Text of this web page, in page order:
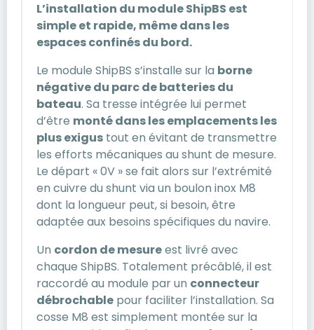
L’installation du module ShipBS est
simple et rapide, même dans les
espaces confinés du bord.
Le module ShipBS s’installe sur la borne
négative du parc de batteries du
bateau. Sa tresse intégrée lui permet
d’être monté dans les emplacements les
plus exigus tout en évitant de transmettre
les efforts mécaniques au shunt de mesure.
Le départ « 0V » se fait alors sur l’extrémité
en cuivre du shunt via un boulon inox M8
dont la longueur peut, si besoin, être
adaptée aux besoins spécifiques du navire.
Un cordon de mesureest livré avec
chaque ShipBS. Totalement précâblé, il est
raccordé au module par un connecteur
débrochable pour faciliter l’installation. Sa
cosse M8 est simplement montée sur la